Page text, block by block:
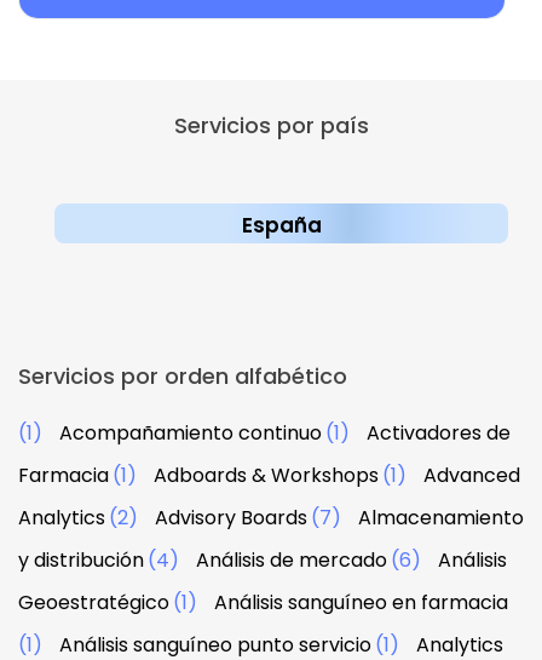
Servicios por país
España
Servicios por orden alfabético
(1) Acompañamiento continuo(1)
Activadores de
Farmacia(1) Adboards & Workshops(1)
Advanced
Analytics(2) Advisory Boards(7)
Almacenamiento
y distribución(4) Análisis de mercado(6)
Análisis
Geoestratégico(1)
Análisis sanguíneo en farmacia
(1)
Análisis sanguíneo punto servicio(1)
Analytics